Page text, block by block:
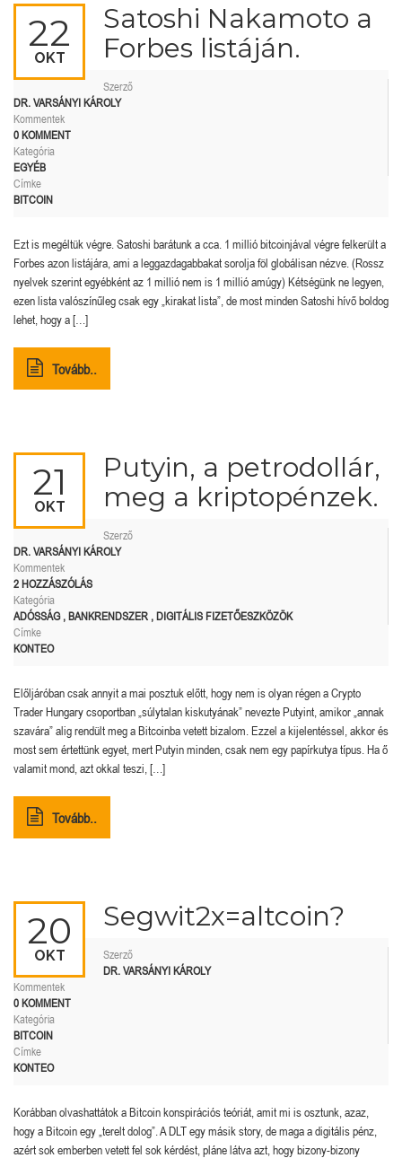
22
OKT
Satoshi Nakamoto a
Forbes listáján.
Szerző
DR. VARSÁNYI KÁROLY
Kommentek
0 KOMMENT
Kategória
EGYÉB
Címke
BITCOIN
Ezt is megéltük végre. Satoshi barátunk a cca. 1 millió bitcoinjával végre felkerült a
Forbes azon listájára, ami a leggazdagabbakat sorolja föl globálisan nézve. (Rossz
nyelvek szerint egyébként az 1 millió nem is 1 millió amúgy) Kétségünk ne legyen,
ezen lista valószínűleg csak egy „kirakat lista”, de most minden Satoshi hívő boldog
lehet, hogy a […]
Tovább..
21
OKT
Putyin, a petrodollár,
meg a kriptopénzek.
Szerző
DR. VARSÁNYI KÁROLY
Kommentek
2 HOZZÁSZÓLÁS
Kategória
ADÓSSÁG, BANKRENDSZER , DIGITÁLIS FIZETŐESZKÖZÖK
Címke
KONTEO
Előljáróban csak annyit a mai posztuk előtt, hogy nem is olyan régen a Crypto
Trader Hungary csoportban „súlytalan kiskutyának” nevezte Putyint, amikor „annak
szavára” alig rendült meg a Bitcoinba vetett bizalom. Ezzel a kijelentéssel, akkor és
most sem értettünk egyet, mert Putyin minden, csak nem egy papírkutya típus. Ha ő
valamit mond, azt okkal teszi, […]
Tovább..
20
OKT
Segwit2x=altcoin?
Szerző
DR. VARSÁNYI KÁROLY
Kommentek
0 KOMMENT
Kategória
BITCOIN
Címke
KONTEO
Korábban olvashattátok a Bitcoin konspirációs teóriát, amit mi is osztunk, azaz,
hogy a Bitcoin egy „terelt dolog”. A DLT egy másik story, de maga a digitális pénz,
azért sok emberben vetett fel sok kérdést, pláne látva azt, hogy bizony-bizony